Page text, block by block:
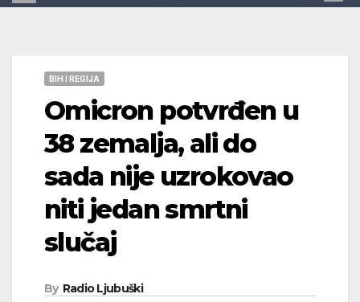
BIH I REGIJA
Omicron potvrđen u
38 zemalja, ali do
sada nije uzrokovao
niti jedan smrtni
slučaj
By Radio Ljubuški